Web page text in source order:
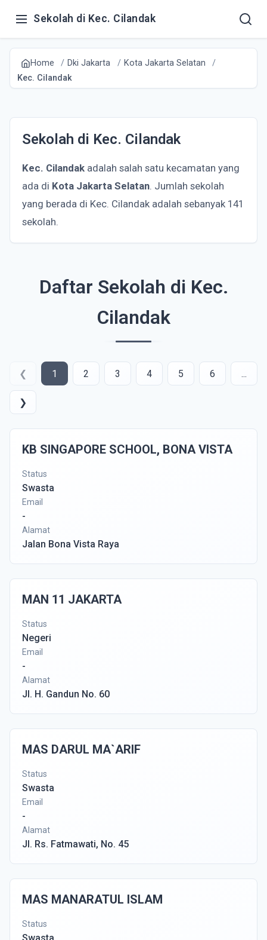
Sekolah di Kec. Cilandak
Home Dki Jakarta
Kota Jakarta Selatan
Kec. Cilandak
Sekolah di Kec. Cilandak
Kec. Cilandak adalah salah satu kecamatan yang
ada di Kota Jakarta Selatan. Jumlah sekolah
yang berada di Kec. Cilandak adalah sebanyak 141
sekolah.
Daftar Sekolah di Kec.
Cilandak
❮ 1 2 3 4 5 6 ...
❯
KB SINGAPORE SCHOOL, BONA VISTA
Status
Swasta
Email
-
Alamat
Jalan Bona Vista Raya
MAN 11 JAKARTA
Status
Negeri
Email
-
Alamat
Jl. H. Gandun No. 60
MAS DARUL MA`ARIF
Status
Swasta
Email
-
Alamat
Jl. Rs. Fatmawati, No. 45
MAS MANARATUL ISLAM
Status